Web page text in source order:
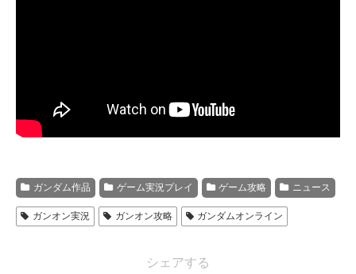
ガンダム作品 ゲーム実況プレイ ゲーム攻略 ニュース
ガンオン実況 ガンオン攻略 ガンダムオンライン
シェアする